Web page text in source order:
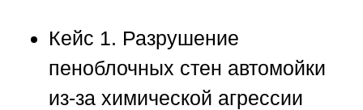
Кейс 1. Разрушение
пеноблочных стен автомойки
из-за химической агрессии